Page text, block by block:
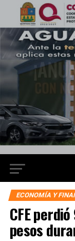
ECONOMÍA Y
CFE
pesos